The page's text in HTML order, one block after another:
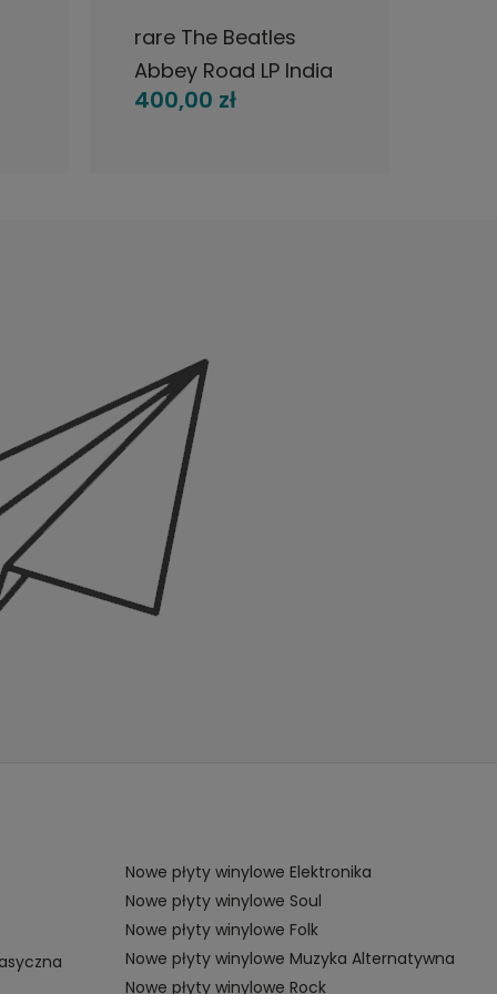
rare The Beatles
Abbey Road LP India
1969
400,00 zł
Nowe płyty winylowe Elektronika
Nowe płyty winylowe Soul
Nowe płyty winylowe Folk
Nowe płyty winylowe Muzyka Alternatywna
Nowe płyty winylowe Rock